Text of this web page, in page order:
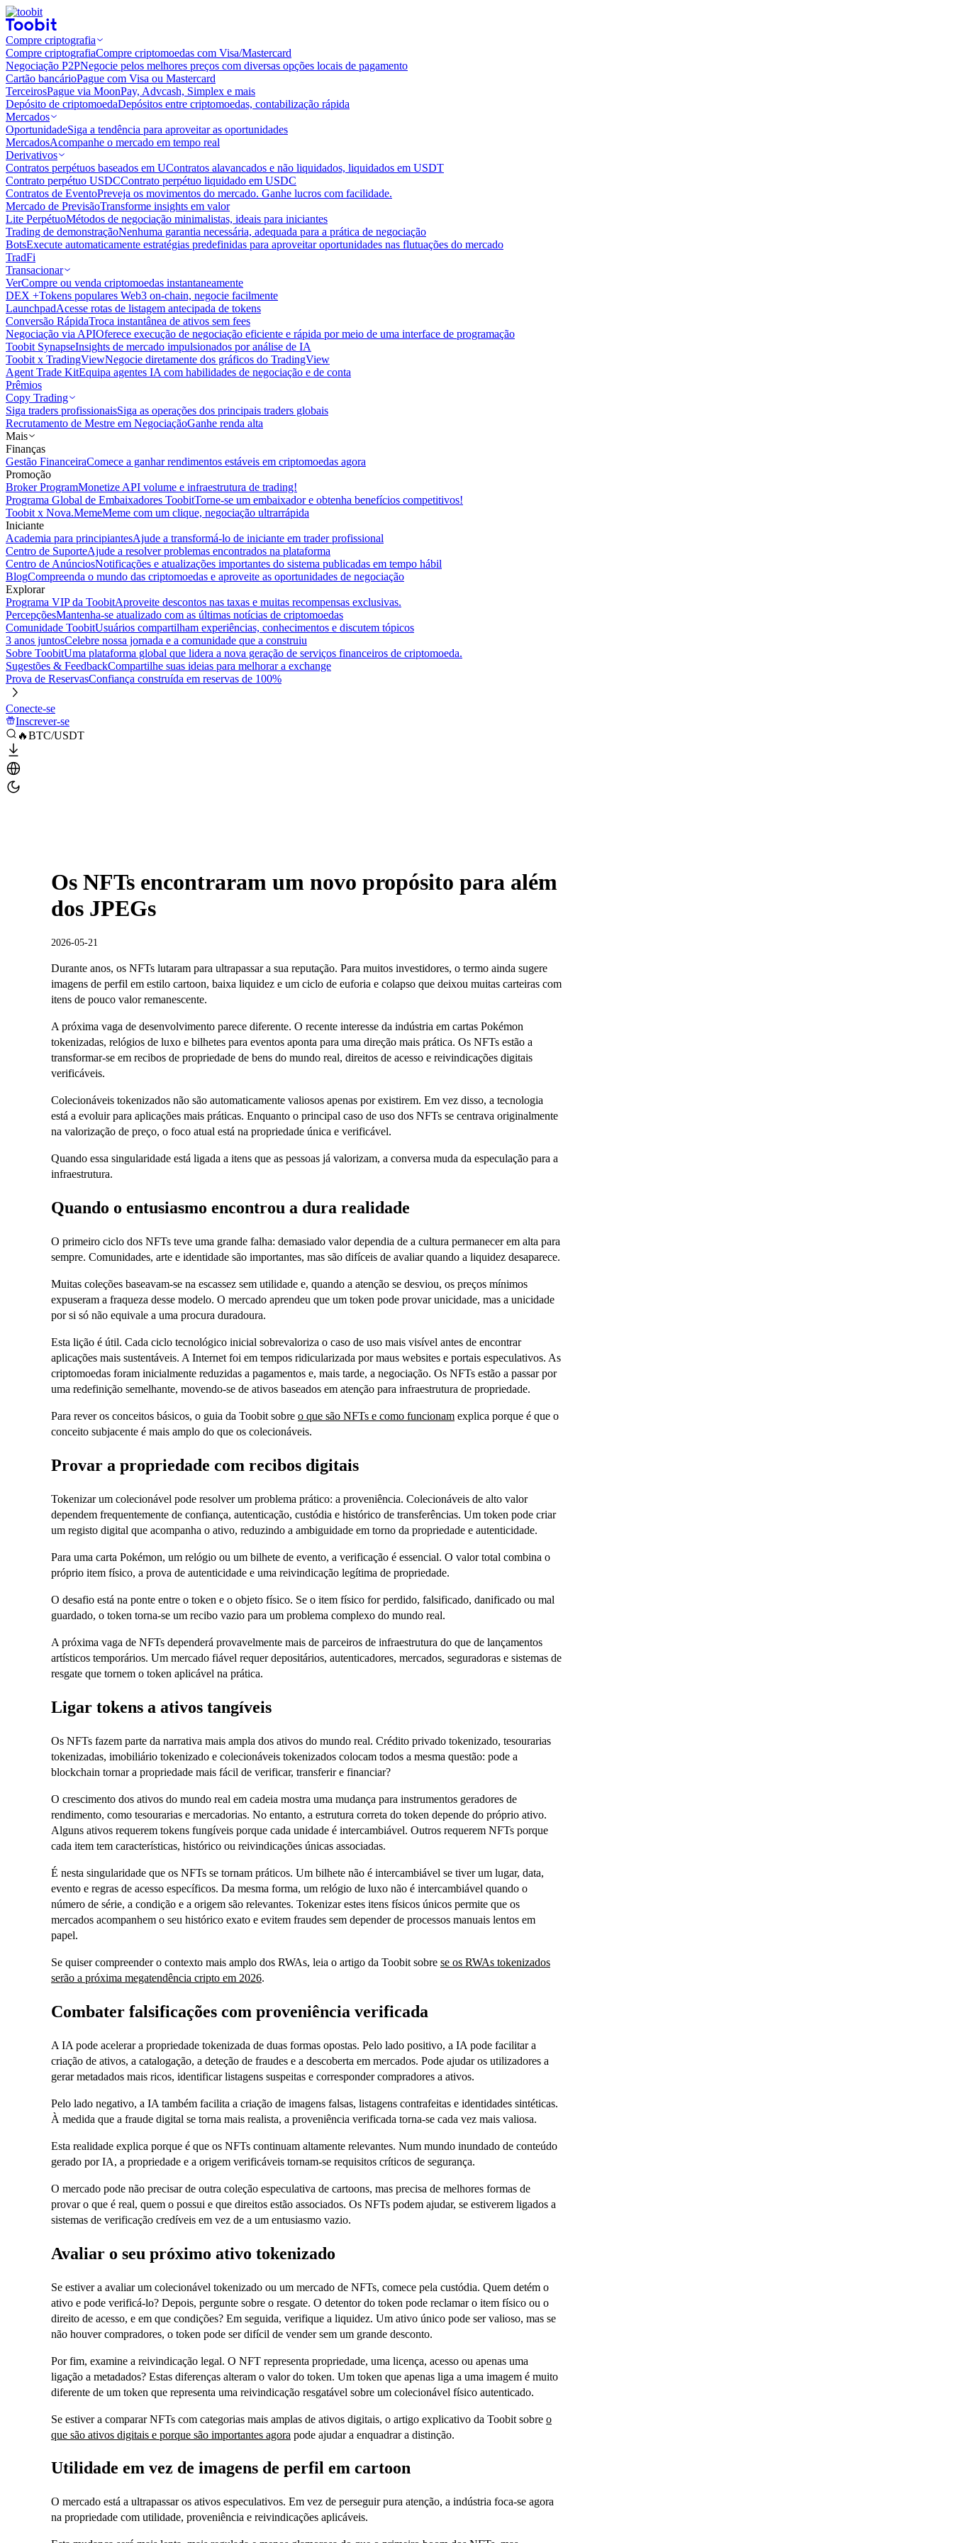
Compre criptografia
Compre criptografiaCompre criptomoedas com Visa/Mastercard
Negociação P2PNegocie pelos melhores preços com diversas opções locais de pagamento
Cartão bancárioPague com Visa ou Mastercard
TerceirosPague via MoonPay, Advcash, Simplex e mais
Depósito de criptomoedaDepósitos entre criptomoedas, contabilização rápida
Mercados
OportunidadeSiga a tendência para aproveitar as oportunidades
MercadosAcompanhe o mercado em tempo real
Derivativos
Contratos perpétuos baseados em UContratos alavancados e não liquidados, liquidados em USDT
Contrato perpétuo USDCContrato perpétuo liquidado em USDC
Contratos de EventoPreveja os movimentos do mercado. Ganhe lucros com facilidade.
Mercado de PrevisãoTransforme insights em valor
Lite PerpétuoMétodos de negociação minimalistas, ideais para iniciantes
Trading de demonstraçãoNenhuma garantia necessária, adequada para a prática de negociação
BotsExecute automaticamente estratégias predefinidas para aproveitar oportunidades nas flutuações do mercado
TradFi
Transacionar
VerCompre ou venda criptomoedas instantaneamente
DEX +Tokens populares Web3 on-chain, negocie facilmente
LaunchpadAcesse rotas de listagem antecipada de tokens
Conversão RápidaTroca instantânea de ativos sem fees
Negociação via APIOferece execução de negociação eficiente e rápida por meio de uma interface de programação
Toobit SynapseInsights de mercado impulsionados por análise de IA
Toobit x TradingViewNegocie diretamente dos gráficos do TradingView
Agent Trade KitEquipa agentes IA com habilidades de negociação e de conta
Prêmios
Copy Trading
Siga traders profissionaisSiga as operações dos principais traders globais
Recrutamento de Mestre em NegociaçãoGanhe renda alta
Mais
Finanças
Gestão FinanceiraComece a ganhar rendimentos estáveis em criptomoedas agora
Promoção
Broker ProgramMonetize API volume e infraestrutura de trading!
Programa Global de Embaixadores ToobitTorne-se um embaixador e obtenha benefícios competitivos!
Toobit x Nova.MemeMeme com um clique, negociação ultrarrápida
Iniciante
Academia para principiantesAjude a transformá-lo de iniciante em trader profissional
Centro de SuporteAjude a resolver problemas encontrados na plataforma
Centro de AnúnciosNotificações e atualizações importantes do sistema publicadas em tempo hábil
BlogCompreenda o mundo das criptomoedas e aproveite as oportunidades de negociação
Explorar
Programa VIP da ToobitAproveite descontos nas taxas e muitas recompensas exclusivas.
PercepçõesMantenha-se atualizado com as últimas notícias de criptomoedas
Comunidade ToobitUsuários compartilham experiências, conhecimentos e discutem tópicos
3 anos juntosCelebre nossa jornada e a comunidade que a construiu
Sobre ToobitUma plataforma global que lidera a nova geração de serviços financeiros de criptomoeda.
Sugestões & FeedbackCompartilhe suas ideias para melhorar a exchange
Prova de ReservasConfiança construída em reservas de 100%
Conecte-se
Inscrever-se
🔥BTC/USDT
Os NFTs encontraram um novo propósito para além
dos JPEGs
2026-05-21
Durante anos, os NFTs lutaram para ultrapassar a sua reputação. Para muitos investidores, o termo ainda sugere
imagens de perfil em estilo cartoon, baixa liquidez e um ciclo de euforia e colapso que deixou muitas carteiras com
itens de pouco valor remanescente.
A próxima vaga de desenvolvimento parece diferente. O recente interesse da indústria em cartas Pokémon
tokenizadas, relógios de luxo e bilhetes para eventos aponta para uma direção mais prática. Os NFTs estão a
transformar-se em recibos de propriedade de bens do mundo real, direitos de acesso e reivindicações digitais
verificáveis.
Colecionáveis tokenizados não são automaticamente valiosos apenas por existirem. Em vez disso, a tecnologia
está a evoluir para aplicações mais práticas. Enquanto o principal caso de uso dos NFTs se centrava originalmente
na valorização de preço, o foco atual está na propriedade única e verificável.
Quando essa singularidade está ligada a itens que as pessoas já valorizam, a conversa muda da especulação para a
infraestrutura.
Quando o entusiasmo encontrou a dura realidade
O primeiro ciclo dos NFTs teve uma grande falha: demasiado valor dependia de a cultura permanecer em alta para
sempre. Comunidades, arte e identidade são importantes, mas são difíceis de avaliar quando a liquidez desaparece.
Muitas coleções baseavam-se na escassez sem utilidade e, quando a atenção se desviou, os preços mínimos
expuseram a fraqueza desse modelo. O mercado aprendeu que um token pode provar unicidade, mas a unicidade
por si só não equivale a uma procura duradoura.
Esta lição é útil. Cada ciclo tecnológico inicial sobrevaloriza o caso de uso mais visível antes de encontrar
aplicações mais sustentáveis. A Internet foi em tempos ridicularizada por maus websites e portais especulativos. As
criptomoedas foram inicialmente reduzidas a pagamentos e, mais tarde, a negociação. Os NFTs estão a passar por
uma redefinição semelhante, movendo-se de ativos baseados em atenção para infraestrutura de propriedade.
Para rever os conceitos básicos, o guia da Toobit sobre o que são NFTs e como funcionam explica porque é que o
conceito subjacente é mais amplo do que os colecionáveis.
Provar a propriedade com recibos digitais
Tokenizar um colecionável pode resolver um problema prático: a proveniência. Colecionáveis de alto valor
dependem frequentemente de confiança, autenticação, custódia e histórico de transferências. Um token pode criar
um registo digital que acompanha o ativo, reduzindo a ambiguidade em torno da propriedade e autenticidade.
Para uma carta Pokémon, um relógio ou um bilhete de evento, a verificação é essencial. O valor total combina o
próprio item físico, a prova de autenticidade e uma reivindicação legítima de propriedade.
O desafio está na ponte entre o token e o objeto físico. Se o item físico for perdido, falsificado, danificado ou mal
guardado, o token torna-se um recibo vazio para um problema complexo do mundo real.
A próxima vaga de NFTs dependerá provavelmente mais de parceiros de infraestrutura do que de lançamentos
artísticos temporários. Um mercado fiável requer depositários, autenticadores, mercados, seguradoras e sistemas de
resgate que tornem o token aplicável na prática.
Ligar tokens a ativos tangíveis
Os NFTs fazem parte da narrativa mais ampla dos ativos do mundo real. Crédito privado tokenizado, tesourarias
tokenizadas, imobiliário tokenizado e colecionáveis tokenizados colocam todos a mesma questão: pode a
blockchain tornar a propriedade mais fácil de verificar, transferir e financiar?
O crescimento dos ativos do mundo real em cadeia mostra uma mudança para instrumentos geradores de
rendimento, como tesourarias e mercadorias. No entanto, a estrutura correta do token depende do próprio ativo.
Alguns ativos requerem tokens fungíveis porque cada unidade é intercambiável. Outros requerem NFTs porque
cada item tem características, histórico ou reivindicações únicas associadas.
É nesta singularidade que os NFTs se tornam práticos. Um bilhete não é intercambiável se tiver um lugar, data,
evento e regras de acesso específicos. Da mesma forma, um relógio de luxo não é intercambiável quando o
número de série, a condição e a origem são relevantes. Tokenizar estes itens físicos únicos permite que os
mercados acompanhem o seu histórico exato e evitem fraudes sem depender de processos manuais lentos em
papel.
Se quiser compreender o contexto mais amplo dos RWAs, leia o artigo da Toobit sobre se os RWAs tokenizados
serão a próxima megatendência cripto em 2026.
Combater falsificações com proveniência verificada
A IA pode acelerar a propriedade tokenizada de duas formas opostas. Pelo lado positivo, a IA pode facilitar a
criação de ativos, a catalogação, a deteção de fraudes e a descoberta em mercados. Pode ajudar os utilizadores a
gerar metadados mais ricos, identificar listagens suspeitas e corresponder compradores a ativos.
Pelo lado negativo, a IA também facilita a criação de imagens falsas, listagens contrafeitas e identidades sintéticas.
À medida que a fraude digital se torna mais realista, a proveniência verificada torna-se cada vez mais valiosa.
Esta realidade explica porque é que os NFTs continuam altamente relevantes. Num mundo inundado de conteúdo
gerado por IA, a propriedade e a origem verificáveis tornam-se requisitos críticos de segurança.
O mercado pode não precisar de outra coleção especulativa de cartoons, mas precisa de melhores formas de
provar o que é real, quem o possui e que direitos estão associados. Os NFTs podem ajudar, se estiverem ligados a
sistemas de verificação credíveis em vez de a um entusiasmo vazio.
Avaliar o seu próximo ativo tokenizado
Se estiver a avaliar um colecionável tokenizado ou um mercado de NFTs, comece pela custódia. Quem detém o
ativo e pode verificá-lo? Depois, pergunte sobre o resgate. O detentor do token pode reclamar o item físico ou o
direito de acesso, e em que condições? Em seguida, verifique a liquidez. Um ativo único pode ser valioso, mas se
não houver compradores, o token pode ser difícil de vender sem um grande desconto.
Por fim, examine a reivindicação legal. O NFT representa propriedade, uma licença, acesso ou apenas uma
ligação a metadados? Estas diferenças alteram o valor do token. Um token que apenas liga a uma imagem é muito
diferente de um token que representa uma reivindicação resgatável sobre um colecionável físico autenticado.
Se estiver a comparar NFTs com categorias mais amplas de ativos digitais, o artigo explicativo da Toobit sobre o
que são ativos digitais e porque são importantes agora pode ajudar a enquadrar a distinção.
Utilidade em vez de imagens de perfil em cartoon
O mercado está a ultrapassar os ativos especulativos. Em vez de perseguir pura atenção, a indústria foca-se agora
na propriedade com utilidade, proveniência e reivindicações aplicáveis.